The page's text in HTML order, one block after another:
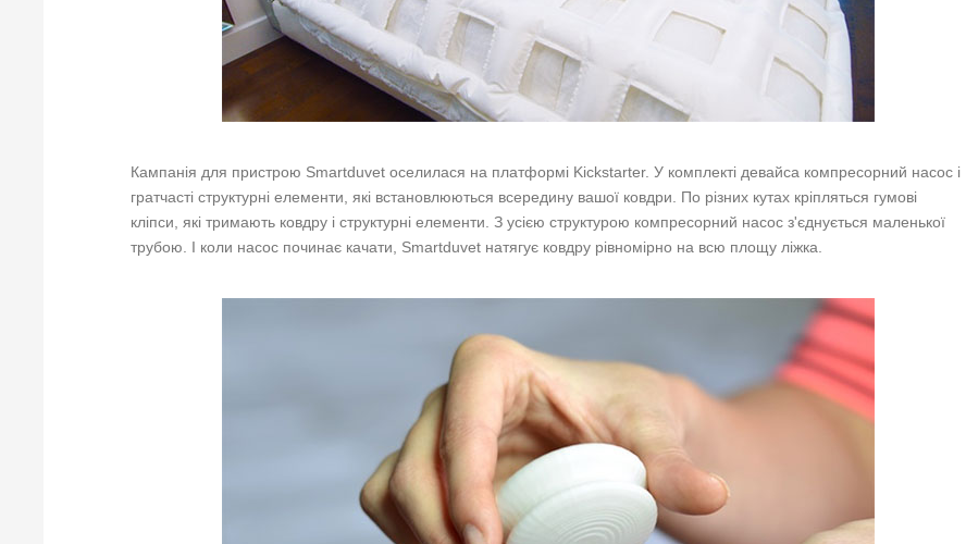
Кампанія для пристрою Smartduvet оселилася на платформі Kickstarter. У комплекті девайса компресорний насос і
гратчасті структурні елементи, які встановлюються всередину вашої ковдри. По різних кутах кріпляться гумові
кліпси, які тримають ковдру і структурні елементи. З усією структурою компресорний насос з'єднується маленької
трубою. І коли насос починає качати, Smartduvet натягує ковдру рівномірно на всю площу ліжка.